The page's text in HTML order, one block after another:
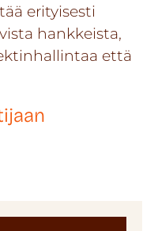
erityisesti
hankkeista,
että